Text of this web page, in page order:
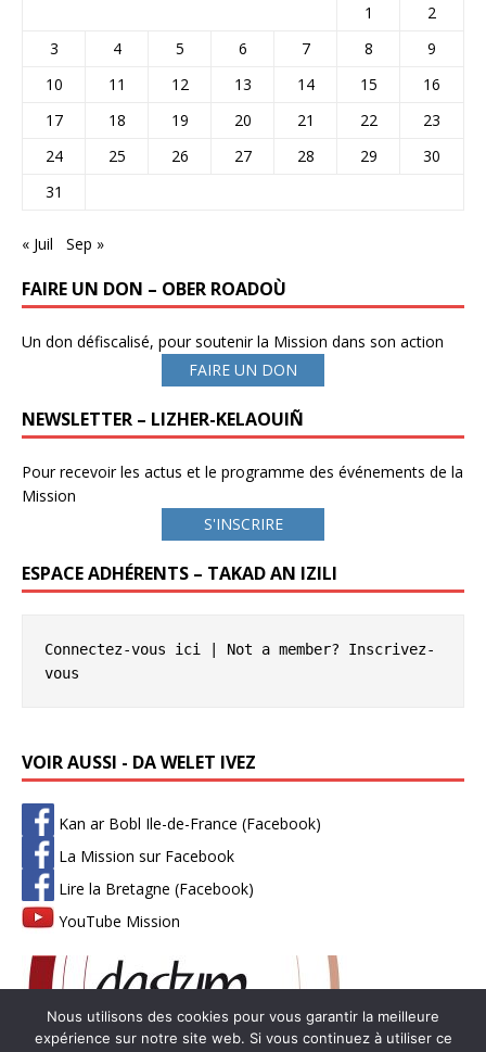
1
2
3
4 5 6 7 8
9
10
11 12 13 14 15
16
17
18 19 20 21 22
23
24
25 26 27 28 29
30
31
« Juil Sep »
FAIRE UN DON – OBER ROADOÙ
Un don défiscalisé, pour soutenir la Mission dans son action
FAIRE UN DON
NEWSLETTER – LIZHER-KELAOUIÑ
Pour recevoir les actus et le programme des événements de la
Mission
S'INSCRIRE
ESPACE ADHÉRENTS – TAKAD AN IZILI
Connectez-vous ici | Not a member? Inscrivez-
vous
VOIR AUSSI - DA WELET IVEZ
Kan ar Bobl Ile-de-France (Facebook)
La Mission sur Facebook
Lire la Bretagne (Facebook)
YouTube Mission
Nous utilisons des cookies pour vous garantir la meilleure
expérience sur notre site web. Si vous continuez à utiliser ce